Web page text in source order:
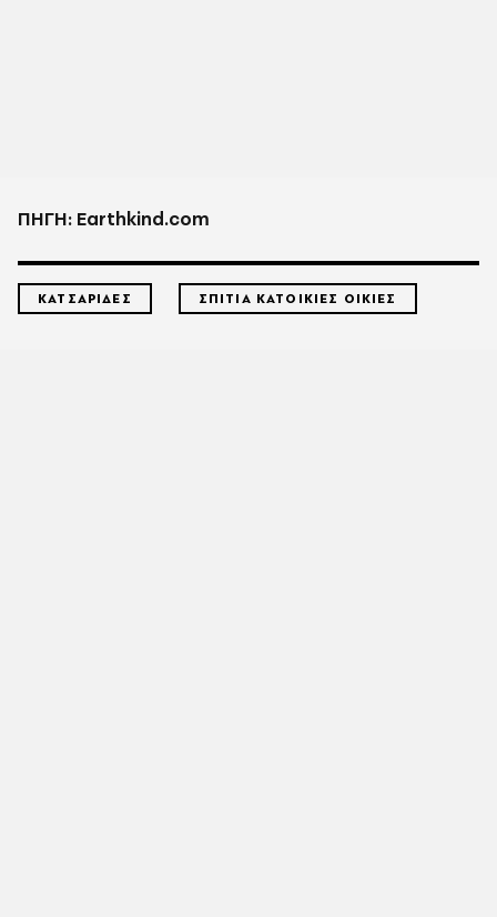
ΠΗΓΗ: Earthkind.com
ΚΑΤΣΑΡΙΔΕΣ ΣΠΙΤΙΑ ΚΑΤΟΙΚΙΕΣ ΟΙΚΙΕΣ